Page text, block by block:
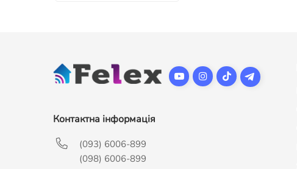
Контактна інформація
(093) 6006-899
(098) 6006-899